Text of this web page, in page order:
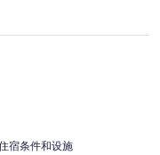
宿条件和设施